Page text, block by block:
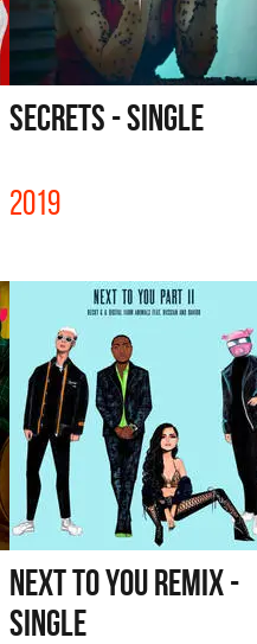
SECRETS - SINGLE
2019
NEXT TO YOU REMIX -
SINGLE